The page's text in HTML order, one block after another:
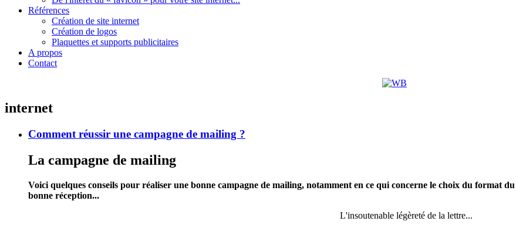
Références
Création de site internet
Création de logos
Plaquettes et supports publicitaires
A propos
Contact
internet
Comment réussir une campagne de mailing ?
La campagne de mailing
Voici quelques conseils pour réaliser une bonne campagne de mailing, notamment en ce qui concerne le choix du format
bonne réception...
L'insoutenable légèreté de la lettre...